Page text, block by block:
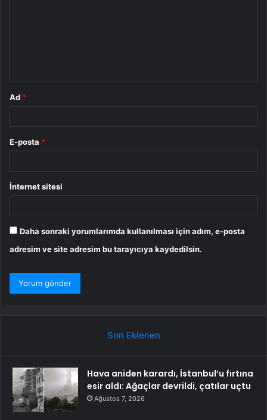
Ad *
E-posta *
İnternet sitesi
Daha sonraki yorumlarımda kullanılması için adım, e-posta
adresim ve site adresim bu tarayıcıya kaydedilsin.
Son Eklenen
Hava aniden karardı, İstanbul’u fırtına
esir aldı: Ağaçlar devrildi, çatılar uçtu
Ağustos 7, 2026